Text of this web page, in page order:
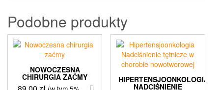
Podobne produkty
NOWOCZESNA
CHIRURGIA ZAĆMY HIPERTENSJOONKOLOGIA
NADCIŚNIENIE